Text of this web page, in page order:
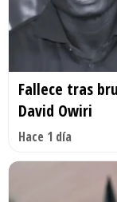
Fallece tras
David Owiri
Hace 1 día